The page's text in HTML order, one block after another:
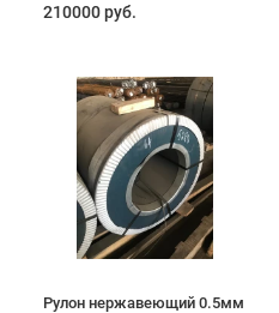
210000 руб.
Рулон нержавеющий 0.5мм